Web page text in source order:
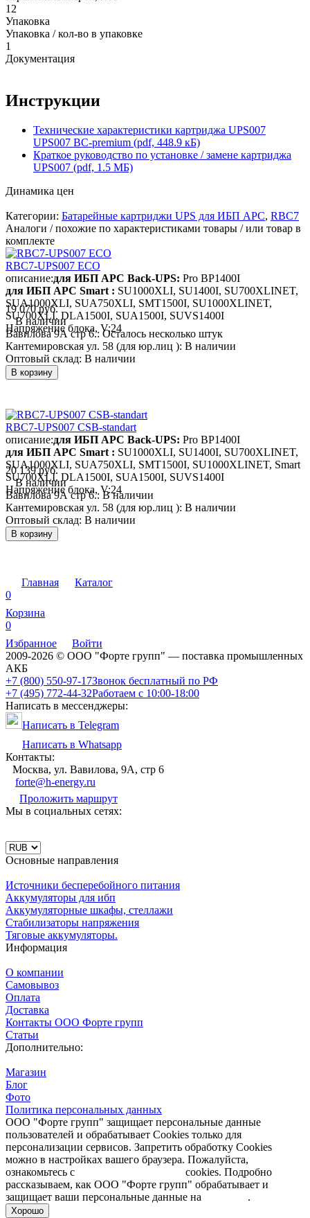
12
Упаковка
Упаковка / кол-во в упаковке
1
Документация
Инструкции
Технические характеристики картриджа UPS007
UPS007 BC-premium (pdf, 448.9 кБ)
Краткое руководство по установке / замене картриджа
UPS007 (pdf, 1.5 МБ)
Динамика цен
Категории: Батарейные картриджи UPS для ИБП APC, RBC7
Аналоги / похожие по характеристиками товары / или товар в
комплекте
RBC7-UPS007 ECO
описание:для ИБП APC Back-UPS: Pro BP1400I
для ИБП APC Smart : SU1000XLI, SU1400I, SU700XLINET,
SUA1000XLI, SUA750XLI, SMT1500I, SU1000XLINET,
SU700XLI, DLA1500I, SUA1500I, SUVS1400I
Напряжение блока, V:24
19 070 руб.
В наличии
Вавилова 9А стр 6.: Осталось несколько штук
Кантемировская ул. 58 (для юр.лиц ): В наличии
Оптовый склад: В наличии
В корзину
RBC7-UPS007 CSB-standart
описание:для ИБП APC Back-UPS: Pro BP1400I
для ИБП APC Smart : SU1000XLI, SU1400I, SU700XLINET,
SUA1000XLI, SUA750XLI, SMT1500I, SU1000XLINET, Smart
SU700XLI, DLA1500I, SUA1500I, SUVS1400I
Напряжение блока, V:24
20 139 руб.
В наличии
Вавилова 9А стр 6.: В наличии
Кантемировская ул. 58 (для юр.лиц ): В наличии
Оптовый склад: В наличии
В корзину
Главная
Каталог
0
Корзина
0
Избранное
Войти
2009-2026 © ООО "Форте групп" — поставка промышленных
АКБ
+7 (800) 550-97-17Звонок бесплатный по РФ
+7 (495) 772-44-32Работаем с 10:00-18:00
Написать в мессенджеры:
Написать в Telegram
Написать в Whatsapp
Контакты:
Москва, ул. Вавилова, 9А, стр 6
forte@h-energy.ru
Проложить маршрут
Мы в социальных сетях:
Основные направления
Источники бесперебойного питания
Аккумуляторы для ибп
Аккумуляторные шкафы, стеллажи
Стабилизаторы напряжения
Тяговые аккумуляторы.
Информация
О компании
Самовывоз
Оплата
Доставка
Контакты ООО Форте групп
Статьи
Дополнительно:
Магазин
Блог
Фото
Политика персональных данных
ООО "Форте групп" защищает персональные данные
пользователей и обрабатывает Cookies только для
персонализации сервисов. Запретить обработку Cookies
можно в настройках вашего браузера. Пожалуйста,
ознакомьтесь с
cookies. Подробно
рассказываем, как ООО "Форте групп" обрабатывает и
защищает ваши персональные данные на
.
Хорошо